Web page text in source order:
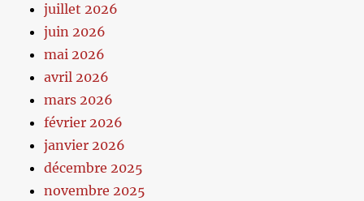
juillet 2026
juin 2026
mai 2026
avril 2026
mars 2026
février 2026
janvier 2026
décembre 2025
novembre 2025